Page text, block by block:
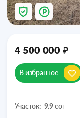
4 500 000 ₽
В избранное
Участок: 9.9 сот